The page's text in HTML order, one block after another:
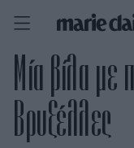
Μία βίλα με
Βρυξέλλες